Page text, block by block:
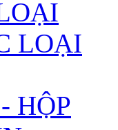
LOẠI
HỘP